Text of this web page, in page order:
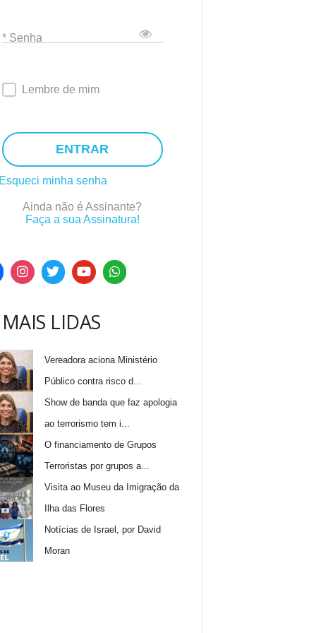
* Senha
Lembre de mim
ENTRAR
minha senha
Ainda não é Assinante?
Faça a sua Assinatura!
LIDAS
Vereadora aciona Ministério
Público contra risco d...
Show de banda que faz apologia
ao terrorismo tem i...
O financiamento de Grupos
Terroristas por grupos a...
Visita ao Museu da Imigração da
Ilha das Flores
Notícias de Israel, por David
Moran